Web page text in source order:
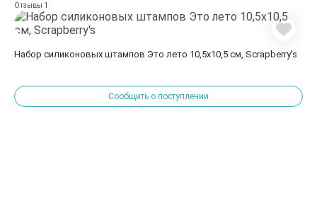
Отзывы 1
Набор силиконовых штампов Это лето 10,5х10,5 см, Scrapberry's
Сообщить о поступлении